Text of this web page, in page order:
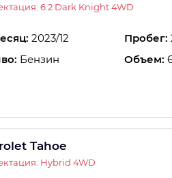
6.2 Dark Knight 4WD
2023/12 Пробег:
Бензин Объем:
Tahoe
Hybrid 4WD